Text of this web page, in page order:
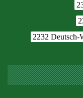
2232 Deutsch-